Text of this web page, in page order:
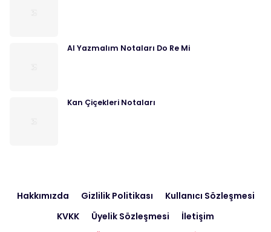
Al Yazmalım Notaları Do Re Mi
Kan Çiçekleri Notaları
Hakkımızda Gizlilik Politikası
Kullanıcı Sözleşmesi
KVKK
Üyelik Sözleşmesi İletişim